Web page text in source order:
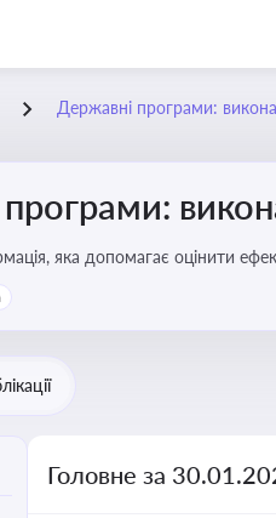
Державні програми:
яка допомагає оцінити
Головне за